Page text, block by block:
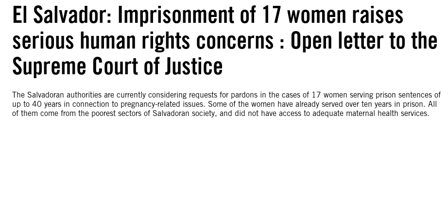
El Salvador: Imprisonment of 17 women raises
serious human rights concerns : Open letter to the
Supreme Court of Justice
The Salvadoran authorities are currently considering requests for pardons in the cases of 17 women serving prison sentences of
up to 40 years in connection to pregnancy-related issues. Some of the women have already served over ten years in prison. All
of them come from the poorest sectors of Salvadoran society, and did not have access to adequate maternal health services.